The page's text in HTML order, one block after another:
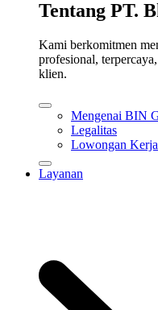
Tentang PT.
Kami berkomitmen
profesional,
klien.
Mengenai BIN
Legalitas
Lowongan Kerja
Layanan